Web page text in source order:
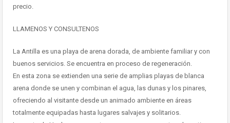
precio.
LLAMENOS Y CONSULTENOS
La Antilla es una playa de arena dorada, de ambiente familiar y con
buenos servicios. Se encuentra en proceso de regeneración.
En esta zona se extienden una serie de amplias playas de blanca
arena donde se unen y combinan el agua, las dunas y los pinares,
ofreciendo al visitante desde un animado ambiente en áreas
totalmente equipadas hasta lugares salvajes y solitarios.